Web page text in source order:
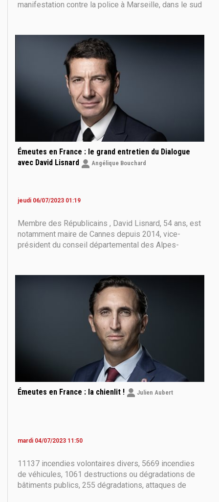
manifestation contre la police à Marseille, dans le sud
meurtre d'un adolescent par la police. La police
Émeutes en France : le grand entretien du Dialogue
avec David Lisnard
Angélique Bouchard
jeudi 06/07/2023 01:19
Membre des Républicains , David Lisnard, 54 ans, est
notamment maire de Cannes depuis 2014, vice-
président du conseil départemental des Alpes-
depuis 2017. « Travailleur acharné », « très apprécié
Émeutes en France : la chienlit ! Julien Aubert
mardi 04/07/2023 11:50
11137 incendies volontaires divers, 5669 incendies
de véhicules, 1061 destructions ou dégradations de
bâtiments publics, 255 dégradations, attaques de